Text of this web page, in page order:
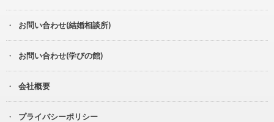
お問い合わせ(結婚相談所)
お問い合わせ(学びの館)
会社概要
プライバシーポリシー